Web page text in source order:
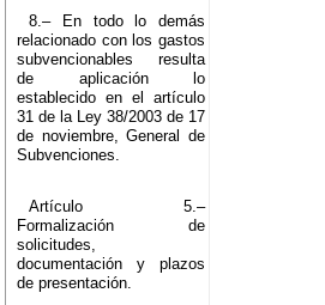
8.– En todo lo demás
relacionado con los gastos
subvencionables resulta
de aplicación lo
establecido en el artículo
31 de la Ley 38/2003 de 17
de noviembre, General de
Subvenciones.
Artículo 5.–
Formalización de
solicitudes,
documentación y plazos
de presentación.